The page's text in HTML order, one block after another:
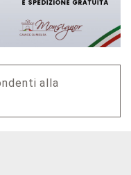
alla